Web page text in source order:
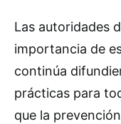
Las autoridades
importancia de
continúa
prácticas para
que la